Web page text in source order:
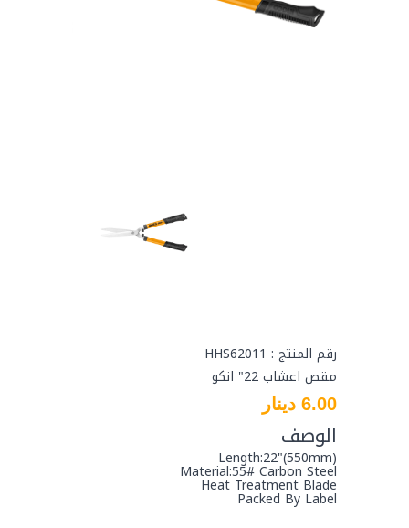
رقم المنتج : HHS62011
مقص اعشاب 22" انكو
6.00 دينار
الوصف
Length:22"(550mm)
Material:55# Carbon Steel
Heat Treatment Blade
Packed By Label